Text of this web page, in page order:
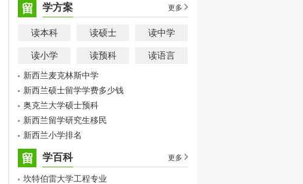
留 学方案 更多
读本科 读硕士 读中学
读小学 读预科 读语言
新西兰麦克林斯中学
新西兰硕士留学学费多少钱
奥克兰大学硕士预科
新西兰留学研究生移民
新西兰小学排名
留 学百科 更多
坎特伯雷大学工程专业